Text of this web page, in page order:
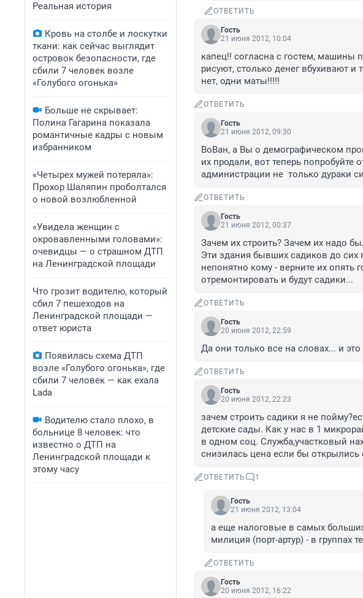
Реальная история
Кровь на столбе и лоскутки
ткани: как сейчас выглядит
островок безопасности, где
сбили 7 человек возле
«Голубого огонька»
Больше не скрывает:
Полина Гагарина показала
романтичные кадры с новым
избранником
«Четырех мужей потеряла»:
Прохор Шаляпин проболтался
о новой возлюбленной
«Увидела женщин с
окровавленными головами»:
очевидцы — о страшном ДТП
на Ленинградской площади
Что грозит водителю, который
сбил 7 пешеходов на
Ленинградской площади —
ответ юриста
Появилась схема ДТП
возле «Голубого огонька», где
сбили 7 человек — как ехала
Lada
Водителю стало плохо, в
больнице 8 человек: что
известно о ДТП на
Ленинградской площади к
этому часу
ОТВЕТИТЬ
Гость
21 июня 2012, 10:04
капец!! согласна с гостем, машины
рисуют, столько денег вбухивают и
нет, одни маты!!!!!
ОТВЕТИТЬ
Гость
21 июня 2012, 09:30
ВоВан, а Вы о демографическом
их продали, вот теперь
администрации не  только дураки
ОТВЕТИТЬ
Гость
21 июня 2012, 00:37
Зачем их строить? Зачем их надо
Эти здания бывших садиков до сих
непонятно кому - верните их опять
отремонтировать и будут садики...
ОТВЕТИТЬ
Гость
20 июня 2012, 22:59
Да они только все на словах... и
ОТВЕТИТЬ
Гость
20 июня 2012, 22:23
зачем строить садики я не
детские сады. Как у нас в 1
в одном соц. Служба,участковый
снизилась цена если бы открылись
ОТВЕТИТЬ 1
Гость
21 июня 2012, 13:04
а еще налоговые в самых
милиция (порт-артур) - в группах
ОТВЕТИТЬ
Гость
20 июня 2012, 16:22